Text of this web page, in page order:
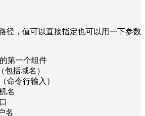
径，值可以直接指定也可以用一下参数
第一个组件
包括域名）
命令行输入）
名
名